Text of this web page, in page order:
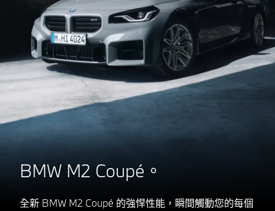
BMW M2 Coupé。
全新 BMW M2 Coupé 的強悍性能，瞬間觸動您的每個